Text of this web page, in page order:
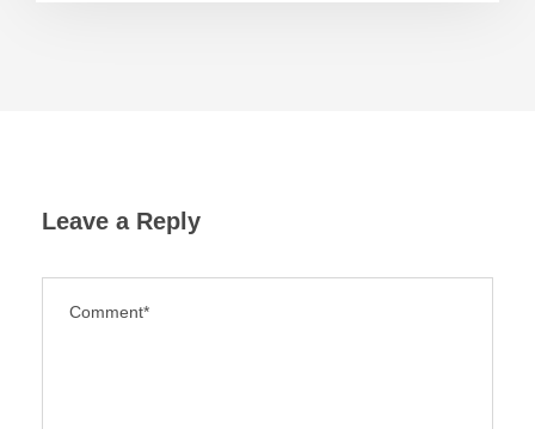
Leave a Reply